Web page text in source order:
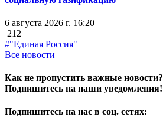
6 августа 2026 г. 16:20
212
#"Единая Россия"
Все новости
Как не пропустить важные новости?
Подпишитесь на наши уведомления!
Подпишитесь на нас в соц. сетях: